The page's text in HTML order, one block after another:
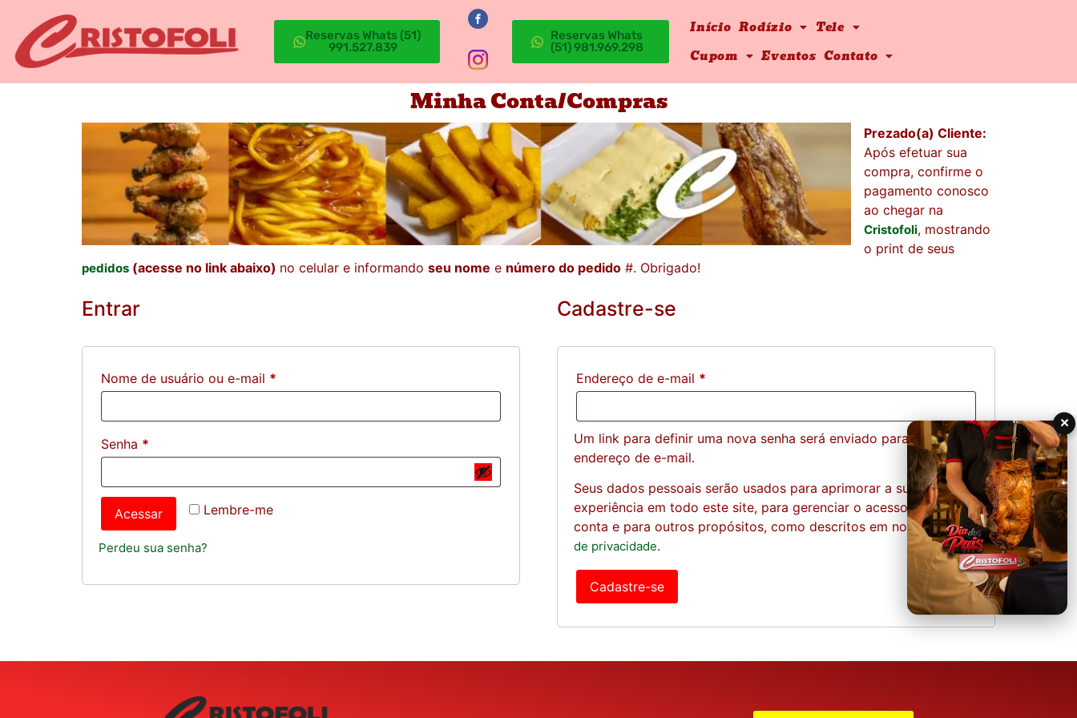
Reservas Whats (51)
991.527.839
Reservas Whats
(51) 981.969.298
Início Rodízio
Tele
Cupom
Eventos Contato
Minha Conta/Compras
Prezado(a) Cliente:
Após efetuar sua
compra, confirme o
pagamento conosco
ao chegar na
Cristofoli, mostrando
o print de seus
pedidos (acesse no link abaixo) no celular e informando seu nome e número do pedido #. Obrigado!
Entrar
Nome de usuário ou e-mail *
Senha *
Lembre-me
Acessar
Perdeu sua senha?
Cadastre-se
Endereço de e-mail *
Um link para definir uma nova senha será enviado para seu
endereço de e-mail.
Seus dados pessoais serão usados para aprimorar a sua
experiência em todo este site, para gerenciar o acesso a sua
conta e para outros propósitos, como descritos em nossa política
de privacidade.
Cadastre-se
×